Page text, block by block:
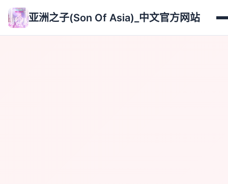
亚洲之子(Son Of Asia)_中文官方网站